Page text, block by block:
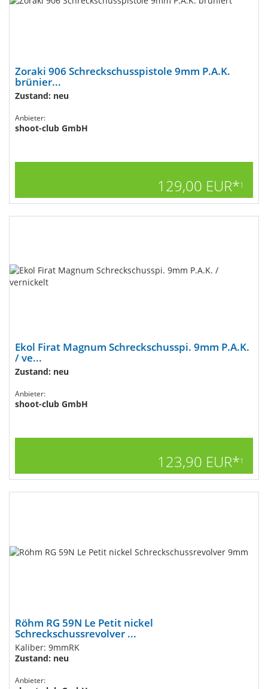
Zoraki 906 Schreckschusspistole 9mm P.A.K.
brünier...
Zustand: neu
Anbieter:
shoot-club GmbH
129,00 EUR*1
Ekol Firat Magnum Schreckschusspi. 9mm P.A.K.
/ ve...
Zustand: neu
Anbieter:
shoot-club GmbH
123,90 EUR*1
Röhm RG 59N Le Petit nickel
Schreckschussrevolver ...
Kaliber: 9mmRK
Zustand: neu
Anbieter: